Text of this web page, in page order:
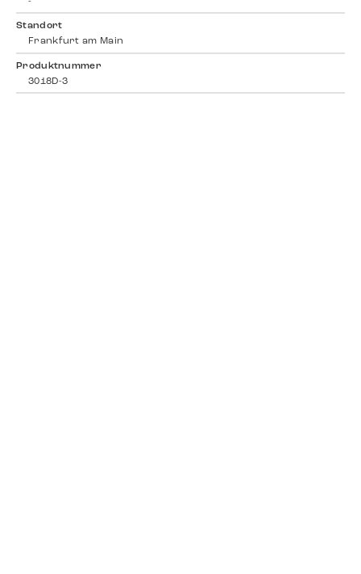
Standort
Frankfurt am Main
Produktnummer
3018D-3